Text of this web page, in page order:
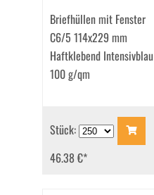
Briefhüllen mit Fenster
C6/5 114x229 mm
Haftklebend Intensivblau
100 g/qm
Stück:
46.38 €*